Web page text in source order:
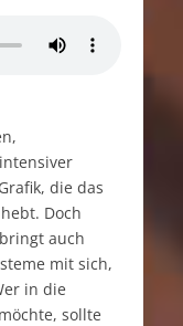
die das
Doch
auch
mit sich,
in die
sollte